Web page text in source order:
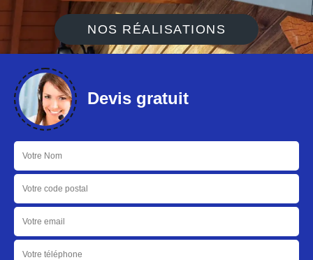
NOS RÉALISATIONS
Devis gratuit